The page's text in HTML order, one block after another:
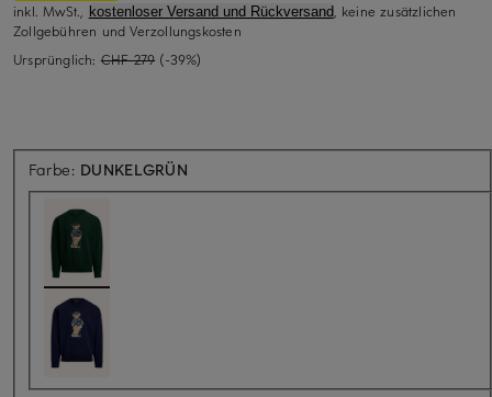
inkl. MwSt., kostenloser Versand und Rückversand, keine zusätzlichen
Zollgebühren und Verzollungskosten
Ursprünglich: CHF 279 (-39%)
Farbe: DUNKELGRÜN